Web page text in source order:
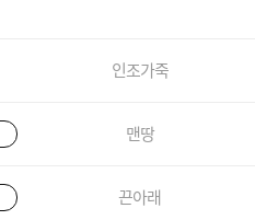
인조가죽
맨땅
끈아래